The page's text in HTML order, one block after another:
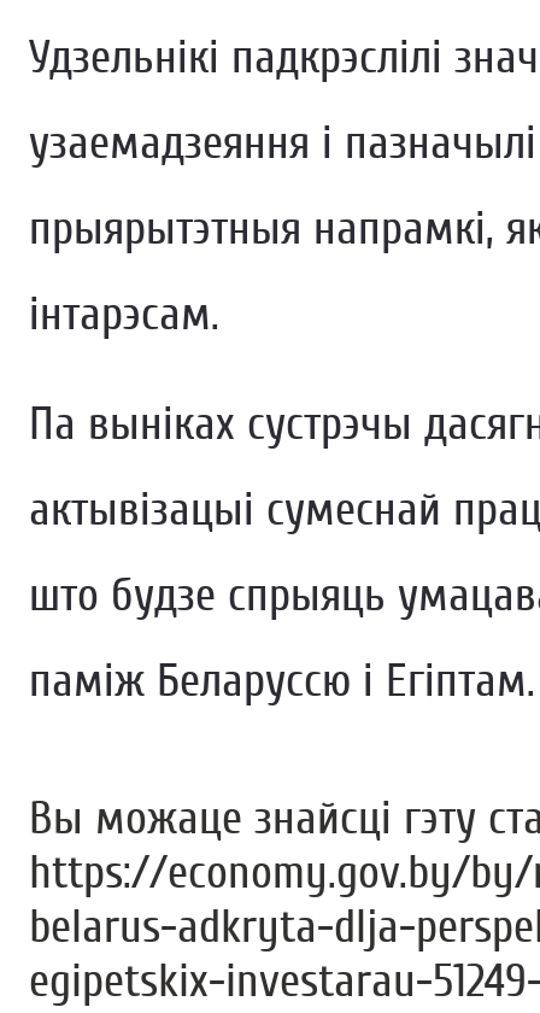
Удзельнікі падкрэслілі
узаемадзеяння і
прыярытэтныя напрамкі,
інтарэсам.
Па выніках сустрэчы
актывізацыі сумеснай
што будзе спрыяць
паміж Беларуссю і Егіптам.
Вы можаце знайсці гэту
https://economy.gov.by/
belarus-adkryta-dlja-
egipetskix-investarau-